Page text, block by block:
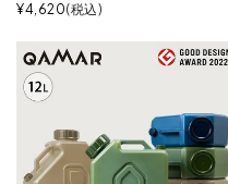
¥4,620 税込